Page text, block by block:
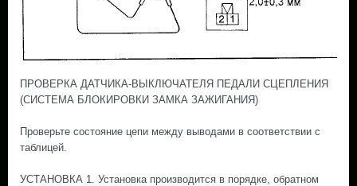
ПРОВЕРКА ДАТЧИКА-ВЫКЛЮЧАТЕЛЯ ПЕДАЛИ СЦЕПЛЕНИЯ
(СИСТЕМА БЛОКИРОВКИ ЗАМКА ЗАЖИГАНИЯ)
Проверьте состояние цепи между выводами в соответствии с
таблицей.
УСТАНОВКА 1. Установка производится в порядке, обратном